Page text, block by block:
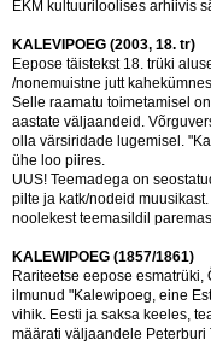
EKM kultuuriloolises arhiivis
KALEVIPOEG (2003, 18. tr)
Eepose täistekst 18. trüki
/nonemuistne jutt
Selle raamatu toimetamisel
aastate väljaandeid.
olla värsiridade lugemisel.
ühe loo piires.
UUS! Teemadega on
pilte ja katk/nodeid
noolekest teemasildil
KALEWIPOEG (1857/1861)
Rariteetse eepose
ilmunud "Kalewipoeg, eine
vihik. Eesti ja saksa keeles,
määrati väljaandele